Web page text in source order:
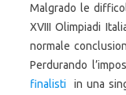
Malgrado le
XVIII Olimpiadi
normale
Perdurando
finalisti in una